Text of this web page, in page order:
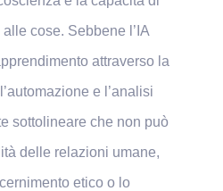
cose. Sebbene l’IA
attraverso la
e l’analisi
sottolineare che non può
delle relazioni umane,
etico o lo